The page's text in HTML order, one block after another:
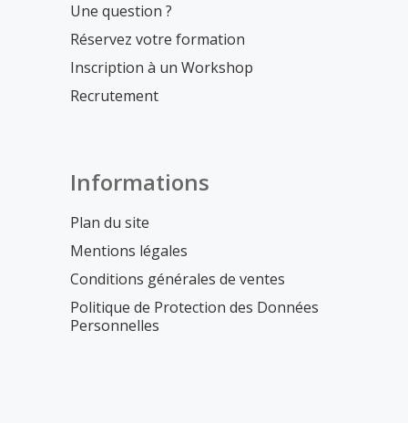
Une question ?
Réservez votre formation
Inscription à un Workshop
Recrutement
Informations
Plan du site
Mentions légales
Conditions générales de ventes
Politique de Protection des Données
Personnelles